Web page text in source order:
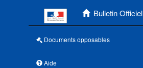
Bulletin Officiel
Documents opposables
Aide